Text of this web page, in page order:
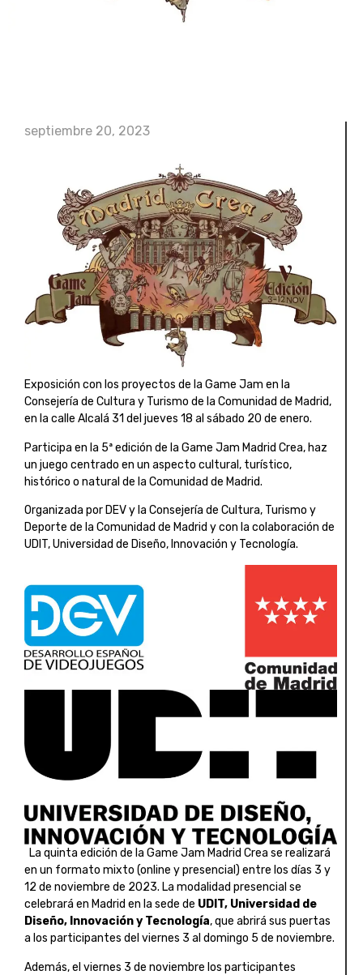
septiembre 20, 2023
Exposición con los proyectos de la Game Jam en la
Consejería de Cultura y Turismo de la Comunidad de Madrid,
en la calle Alcalá 31 del jueves 18 al sábado 20 de enero.
Participa en la 5ª edición de la Game Jam Madrid Crea, haz
un juego centrado en un aspecto cultural, turístico,
histórico o natural de la Comunidad de Madrid.
Organizada por DEV y la Consejería de Cultura, Turismo y
Deporte de la Comunidad de Madrid y con la colaboración de
UDIT, Universidad de Diseño, Innovación y Tecnología.
La quinta edición de la Game Jam Madrid Crea se realizará
en un formato mixto (online y presencial) entre los días 3 y
12 de noviembre de 2023. La modalidad presencial se
celebrará en Madrid en la sede de UDIT, Universidad de
Diseño, Innovación y Tecnología, que abrirá sus puertas
a los participantes del viernes 3 al domingo 5 de noviembre.
Además, el viernes 3 de noviembre los participantes